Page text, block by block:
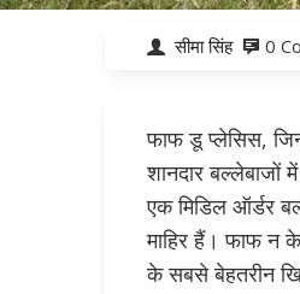
सीमा सिंह 0
फाफ डू प्लेसिस,
शानदार
एक मिडिल ऑर्डर
माहिर हैं। फाफ न
के सबसे बेहतरीन